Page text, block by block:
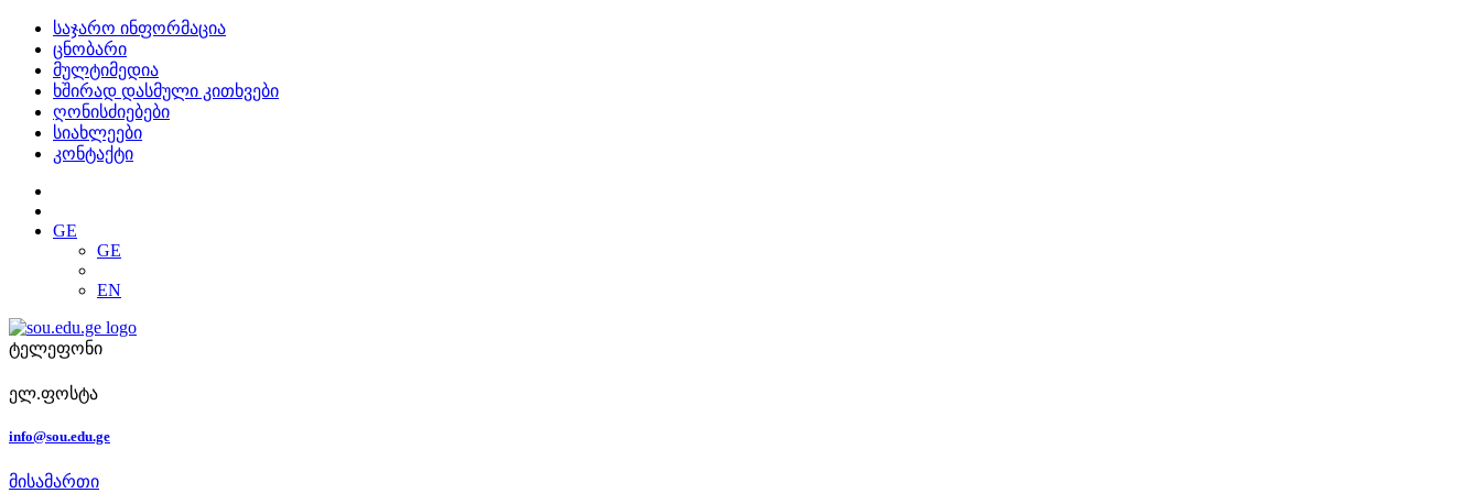
საჯარო ინფორმაცია
ცნობარი
მულტიმედია
ხშირად დასმული კითხვები
ღონისძიებები
სიახლეები
კონტაქტი
GE
GE
EN
ტელეფონი
ელ.ფოსტა
info@sou.edu.ge
მისამართი